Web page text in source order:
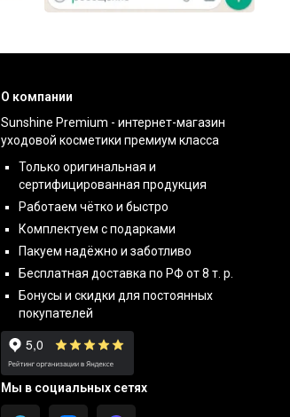
О компании
Sunshine Premium - интернет-магазин
уходовой косметики премиум класса
Только оригинальная и
сертифицированная продукция
Работаем чётко и быстро
Комплектуем с подарками
Пакуем надёжно и заботливо
Бесплатная доставка по РФ от 8 т. р.
Бонусы и скидки для постоянных
покупателей
Мы в социальных сетях